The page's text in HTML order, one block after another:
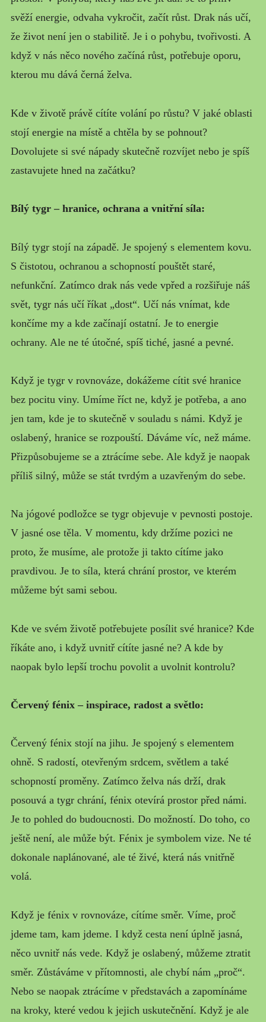
svěží energie, odvaha vykročit, začít růst. Drak nás učí,
že život není jen o stabilitě. Je i o pohybu, tvořivosti. A
když v nás něco nového začíná růst, potřebuje oporu,
kterou mu dává černá želva.
Kde v životě právě cítíte volání po růstu? V jaké oblasti
stojí energie na místě a chtěla by se pohnout?
Dovolujete si své nápady skutečně rozvíjet nebo je spíš
zastavujete hned na začátku?
Bílý tygr – hranice, ochrana a vnitřní síla:
Bílý tygr stojí na západě. Je spojený s elementem kovu.
S čistotou, ochranou a schopností pouštět staré,
nefunkční. Zatímco drak nás vede vpřed a rozšiřuje náš
svět, tygr nás učí říkat „dost“. Učí nás vnímat, kde
končíme my a kde začínají ostatní. Je to energie
ochrany. Ale ne té útočné, spíš tiché, jasné a pevné.
Když je tygr v rovnováze, dokážeme cítit své hranice
bez pocitu viny. Umíme říct ne, když je potřeba, a ano
jen tam, kde je to skutečně v souladu s námi. Když je
oslabený, hranice se rozpouští. Dáváme víc, než máme.
Přizpůsobujeme se a ztrácíme sebe. Ale když je naopak
příliš silný, může se stát tvrdým a uzavřeným do sebe.
Na jógové podložce se tygr objevuje v pevnosti postoje.
V jasné ose těla. V momentu, kdy držíme pozici ne
proto, že musíme, ale protože ji takto cítíme jako
pravdivou. Je to síla, která chrání prostor, ve kterém
můžeme být sami sebou.
Kde ve svém životě potřebujete posílit své hranice? Kde
říkáte ano, i když uvnitř cítíte jasné ne? A kde by
naopak bylo lepší trochu povolit a uvolnit kontrolu?
Červený fénix – inspirace, radost a světlo:
Červený fénix stojí na jihu. Je spojený s elementem
ohně. S radostí, otevřeným srdcem, světlem a také
schopností proměny. Zatímco želva nás drží, drak
posouvá a tygr chrání, fénix otevírá prostor před námi.
Je to pohled do budoucnosti. Do možností. Do toho, co
ještě není, ale může být. Fénix je symbolem vize. Ne té
dokonale naplánované, ale té živé, která nás vnitřně
volá.
Když je fénix v rovnováze, cítíme směr. Víme, proč
jdeme tam, kam jdeme. I když cesta není úplně jasná,
něco uvnitř nás vede. Když je oslabený, můžeme ztratit
směr. Zůstáváme v přítomnosti, ale chybí nám „proč“.
Nebo se naopak ztrácíme v představách a zapomínáme
na kroky, které vedou k jejich uskutečnění. Když je ale